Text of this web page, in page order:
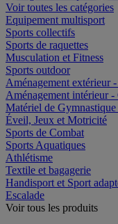
Voir toutes les catégories
Equipement multisport
Sports collectifs
Sports de raquettes
Musculation et Fitness
Sports outdoor
Aménagement extérieur
Aménagement intérieur -
Matériel de
Éveil, Jeux et Motricité
Sports de Combat
Sports Aquatiques
Athlétisme
Textile et bagagerie
Handisport et Sport
Escalade
Voir tous les produits